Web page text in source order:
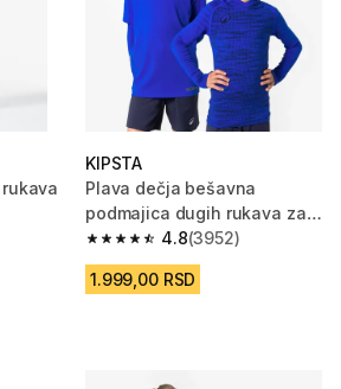
Recenzije
KIPSTA
Plava dečja bešavna
podmajica dugih rukava za
fudbal KEEPDRY
4.8
4.8 od 5 zvezdica from 3952
(3952)
1.999,00 RSD